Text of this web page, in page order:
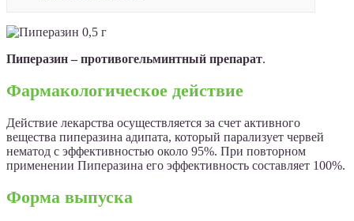
Пиперазин – противогельминтный препарат.
Фармакологическое действие
Действие лекарства осуществляется за счет активного
вещества пиперазина адипата, который парализует червей
нематод с эффективностью около 95%. При повторном
применении Пиперазина его эффективность составляет 100%.
Форма выпуска